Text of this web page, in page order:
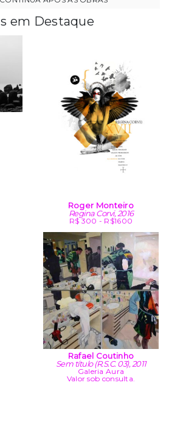
em Destaque
Roger Monteiro
Regina Corvi, 2016
R$ 300 - R$1600
Rafael Coutinho
Sem título (R.S.C. 03), 2011
Galeria Aura
Valor sob consulta.